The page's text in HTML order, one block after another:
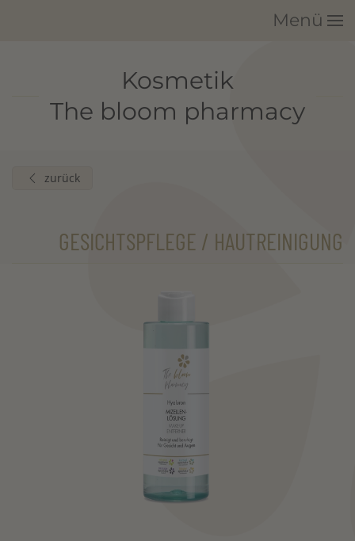
Menü
Kosmetik
The bloom pharmacy
zurück
GESICHTSPFLEGE / HAUTREINIGUNG